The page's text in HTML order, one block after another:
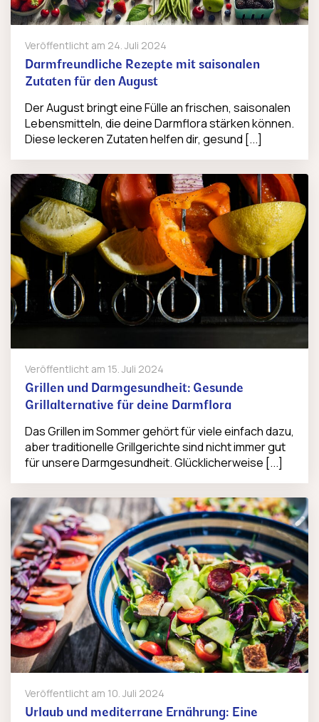
Veröffentlicht am 24. Juli 2024
Darmfreundliche Rezepte mit saisonalen
Zutaten für den August
Der August bringt eine Fülle an frischen, saisonalen
Lebensmitteln, die deine Darmflora stärken können.
Diese leckeren Zutaten helfen dir, gesund [...]
Veröffentlicht am 15. Juli 2024
Grillen und Darmgesundheit: Gesunde
Grillalternative für deine Darmflora
Das Grillen im Sommer gehört für viele einfach dazu,
aber traditionelle Grillgerichte sind nicht immer gut
für unsere Darmgesundheit. Glücklicherweise [...]
Veröffentlicht am 10. Juli 2024
Urlaub und mediterrane Ernährung: Eine